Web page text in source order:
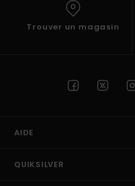
Trouver un magasin
AIDE
QUIKSILVER